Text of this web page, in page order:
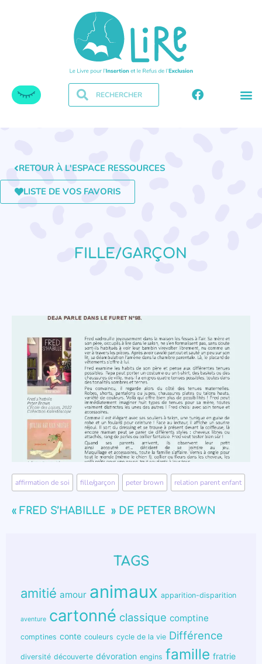
RETOUR À L'ESPACE RESSOURCES
LISTE DE VOS FAVORIS
FILLE/GARÇON
affirmation de soi fille/garçon peter brown relation parent enfant
« FRED S’HABILLE » DE PETER BROWN
TAGS
amitié amour animaux apparition-disparition
aventure cartonné classique comptine
comptines conte couleurs cycle de la vie Différence
diversité découverte dévoration engins famille fratrie